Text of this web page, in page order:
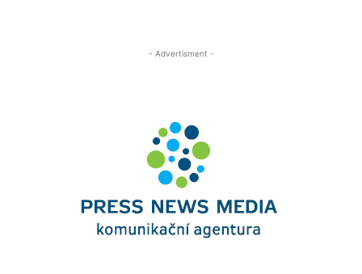
- Advertisment -